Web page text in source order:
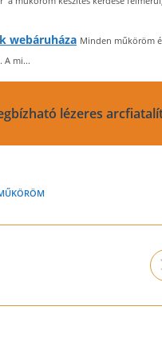
webáruháza Minden műköröm
A mi...
lézeres